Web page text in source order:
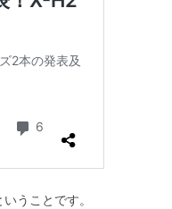
うことです。